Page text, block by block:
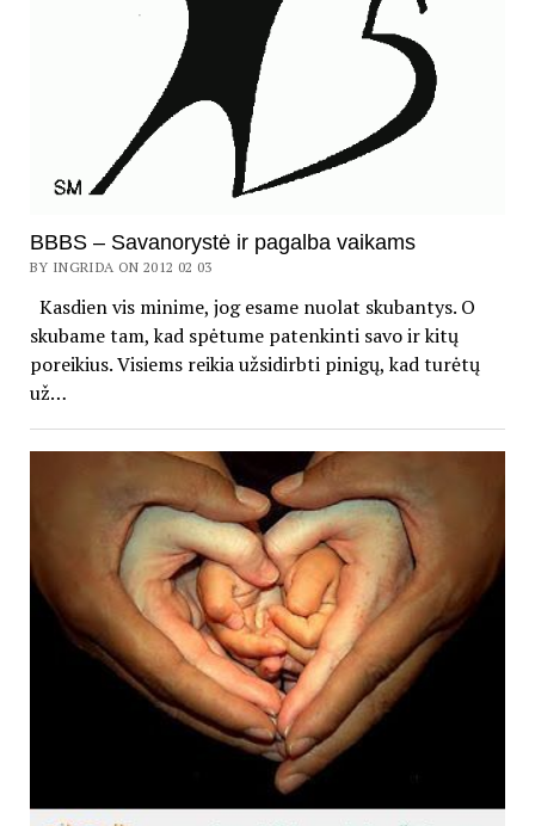
BBBS – Savanorystė ir pagalba vaikams
BY INGRIDA ON 2012 02 03
Kasdien vis minime, jog esame nuolat skubantys. O
skubame tam, kad spėtume patenkinti savo ir kitų
poreikius. Visiems reikia užsidirbti pinigų, kad turėtų
už…